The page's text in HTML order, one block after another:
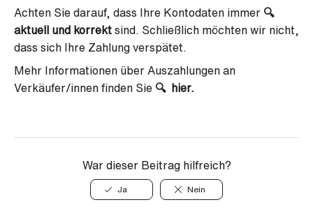
Achten Sie darauf, dass Ihre Kontodaten immer 🔍
aktuell und korrekt sind. Schließlich möchten wir nicht,
dass sich Ihre Zahlung verspätet.
Mehr Informationen über Auszahlungen an
Verkäufer/innen finden Sie 🔍 hier.
War dieser Beitrag hilfreich?
Ja Nein